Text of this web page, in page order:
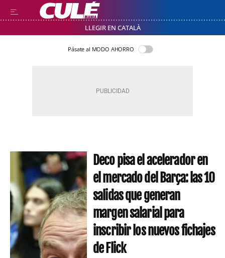
LLEGIR EN CATALÀ
Pásate al MODO AHORRO
Deco pisa el acelerador en
el mercado del Barça: las 10
salidas que generan
margen salarial para
inscribir los nuevos fichajes
de Flick